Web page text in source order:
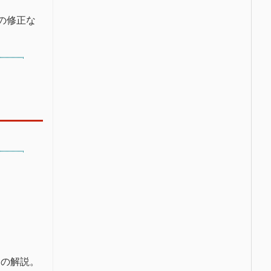
修正な
解説。